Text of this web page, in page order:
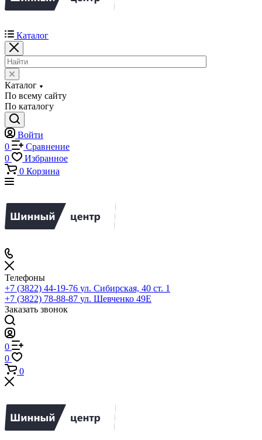
Каталог
Каталог
По всему сайту
По каталогу
Войти
0
Сравнение
0
Избранное
0 Корзина
Телефоны
+7 (3822) 44-19-76 ул. Сибирская, 40 ст. 1
+7 (3822) 78-88-87 ул. Шевченко 49Е
Заказать звонок
0
0
0